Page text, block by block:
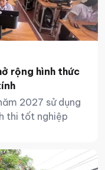
rộng hình thức
2027 sử dụng
thi tốt nghiệp